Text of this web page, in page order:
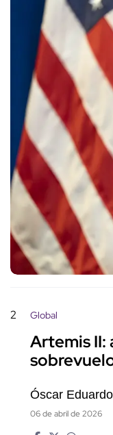
2 Global
Artemis II:
Óscar
06 de abril de 2026